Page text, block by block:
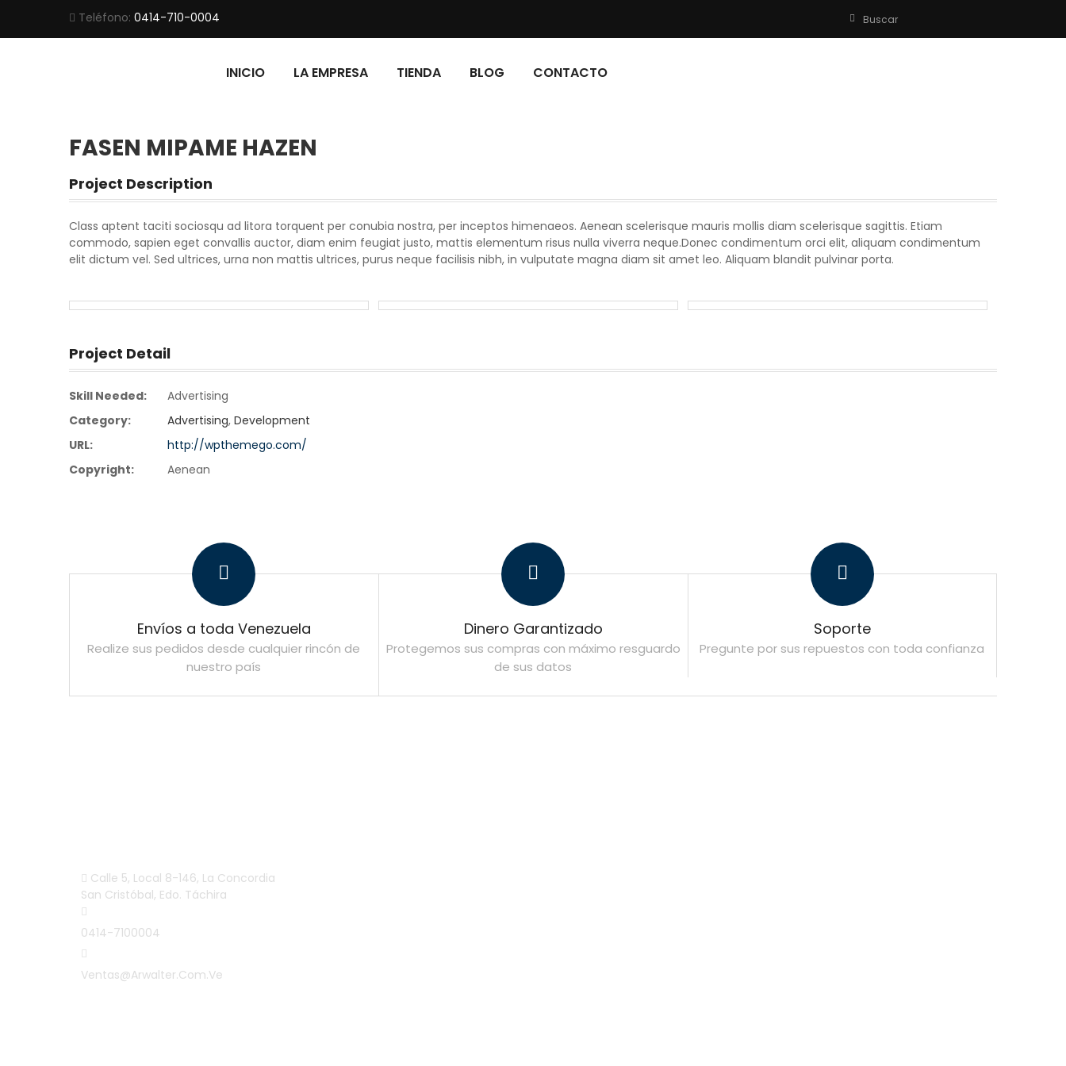
Teléfono: 0414-710-0004 Buscar
INICIO LA EMPRESA TIENDA BLOG CONTACTO
FASEN MIPAME HAZEN
Project Description
Class aptent taciti sociosqu ad litora torquent per conubia nostra, per inceptos himenaeos. Aenean scelerisque mauris mollis diam scelerisque sagittis. Etiam
commodo, sapien eget convallis auctor, diam enim feugiat justo, mattis elementum risus nulla viverra neque.Donec condimentum orci elit, aliquam condimentum
elit dictum vel. Sed ultrices, urna non mattis ultrices, purus neque facilisis nibh, in vulputate magna diam sit amet leo. Aliquam blandit pulvinar porta.
Project Detail
Skill Needed:
Advertising
Category:
Advertising, Development
URL:
http://wpthemego.com/
Copyright:
Aenean
Envíos a toda Venezuela
Realize sus pedidos desde cualquier rincón de
nuestro país
Dinero Garantizado
Protegemos sus compras con máximo resguardo
de sus datos
Soporte
Pregunte por sus repuestos con toda confianza
Calle 5, Local 8-146, La Concordia
San Cristóbal, Edo. Táchira
0414-7100004
Ventas@arwalter.com.ve